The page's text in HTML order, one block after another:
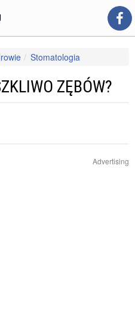
Stomatologia
ZĘBÓW?
Advertising